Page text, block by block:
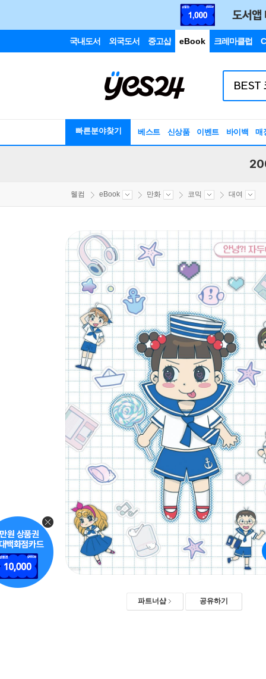
국내도서 외국도서 중고샵 eBook 크레마클럽
빠른분야찾기 베스트 신상품 이벤트 바이백 매
웰컴 eBook 만화 코믹 대여
파트너샵 공유하기